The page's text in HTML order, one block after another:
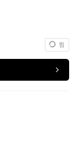
찜